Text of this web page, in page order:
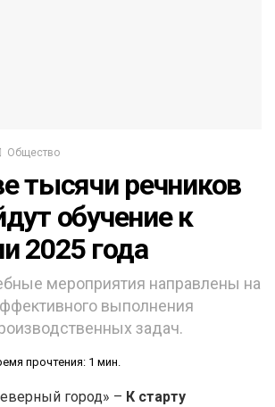
Общество
тысячи речников
обучение к
2025 года
мероприятия направлены на
выполнения
задач.
прочтения: 1 мин.
город» – К старту